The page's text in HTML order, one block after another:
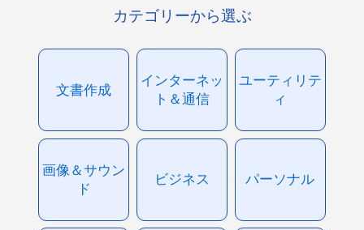
カテゴリーから選ぶ
文書作成
インターネッ
ト＆通信
ユーティリテ
ィ
画像＆サウン
ド
ビジネス パーソナル